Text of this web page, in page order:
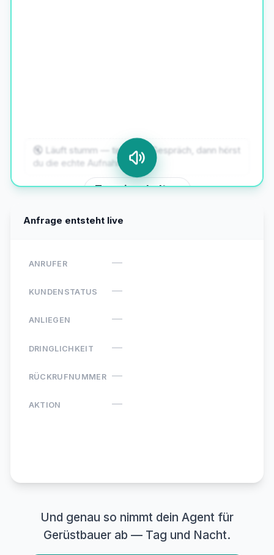
Ton einschalten
🔇 Läuft stumm — tipp aufs Gespräch, dann hörst
du die echte Aufnahme.
Anfrage entsteht live
ANRUFER —
KUNDENSTATUS —
ANLIEGEN —
DRINGLICHKEIT —
RÜCKRUFNUMMER —
AKTION —
Und genau so nimmt dein Agent für
Gerüstbauer ab — Tag und Nacht.